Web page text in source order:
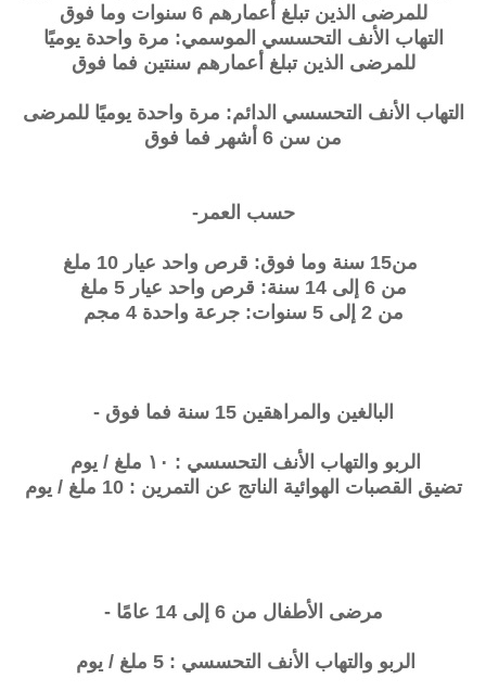
للمرضى الذين تبلغ أعمارهم 6 سنوات وما فوق
التهاب الأنف التحسسي الموسمي: مرة واحدة يوميًا
للمرضى الذين تبلغ أعمارهم سنتين فما فوق
التهاب الأنف التحسسي الدائم: مرة واحدة يوميًا للمرضى
من سن 6 أشهر فما فوق
حسب العمر-
من15 سنة وما فوق: قرص واحد عيار 10 ملغ
من 6 إلى 14 سنة: قرص واحد عيار 5 ملغ
من 2 إلى 5 سنوات: جرعة واحدة 4 مجم
البالغين والمراهقين 15 سنة فما فوق -
الربو والتهاب الأنف التحسسي : ١٠ ملغ / يوم
تضيق القصبات الهوائية الناتج عن التمرين : 10 ملغ / يوم
مرضى الأطفال من 6 إلى 14 عامًا -
الربو والتهاب الأنف التحسسي : 5 ملغ / يوم